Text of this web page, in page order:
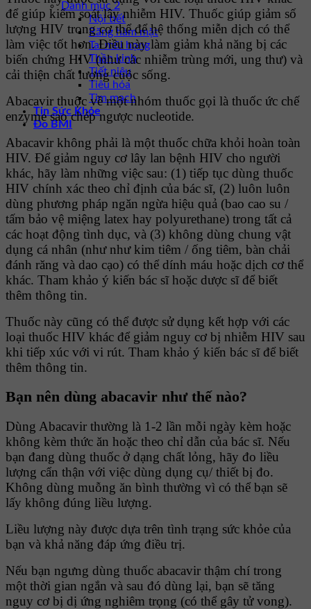
Danh mục 2
Nội tiết
Răng hàm mặt
Tai mũi họng
Thần kinh
Tiết niệu
Tiêu hóa
Tim mạch
Tin Sức Khỏe
Đo BMI
để giúp kiểm soát lây nhiễm HIV. Thuốc giúp giảm số
lượng HIV trong cơ thể để hệ thống miễn dịch có thể
làm việc tốt hơn. Điều này làm giảm khả năng bị các
biến chứng HIV (như các nhiễm trùng mới, ung thư) và
cải thiện chất lượng cuộc sống.
Abacavir thuộc về một nhóm thuốc gọi là thuốc ức chế
enzyme sao chép ngược nucleotide.
Abacavir không phải là một thuốc chữa khỏi hoàn toàn
HIV. Để giảm nguy cơ lây lan bệnh HIV cho người
khác, hãy làm những việc sau: (1) tiếp tục dùng thuốc
HIV chính xác theo chỉ định của bác sĩ, (2) luôn luôn
dùng phương pháp ngăn ngừa hiệu quả (bao cao su /
tấm bảo vệ miệng latex hay polyurethane) trong tất cả
các hoạt động tình dục, và (3) không dùng chung vật
dụng cá nhân (như như kim tiêm / ống tiêm, bàn chải
đánh răng và dao cạo) có thể dính máu hoặc dịch cơ thể
khác. Tham khảo ý kiến bác sĩ hoặc dược sĩ để biết
thêm thông tin.
Thuốc này cũng có thể được sử dụng kết hợp với các
loại thuốc HIV khác để giảm nguy cơ bị nhiễm HIV sau
khi tiếp xúc với vi rút. Tham khảo ý kiến bác sĩ để biết
thêm thông tin.
Bạn nên dùng abacavir như thế nào?
Dùng Abacavir thường là 1-2 lần mỗi ngày kèm hoặc
không kèm thức ăn hoặc theo chỉ dẫn của bác sĩ. Nếu
bạn đang dùng thuốc ở dạng chất lỏng, hãy đo liều
lượng cẩn thận với việc dùng dụng cụ/ thiết bị đo.
Không dùng muỗng ăn bình thường vì có thể bạn sẽ
lấy không đúng liều lượng.
Liều lượng này được dựa trên tình trạng sức khỏe của
bạn và khả năng đáp ứng điều trị.
Nếu bạn ngưng dùng thuốc abacavir thậm chí trong
một thời gian ngắn và sau đó dùng lại, bạn sẽ tăng
nguy cơ bị dị ứng nghiêm trọng (có thể gây tử vong).